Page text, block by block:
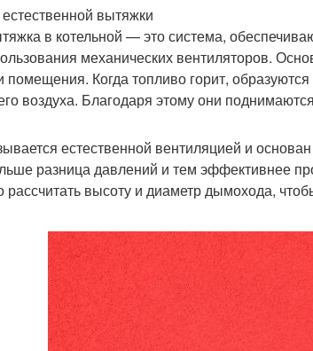
вытяжки
в котельной — это система,
механических вентиляторов.
помещения. Когда топливо горит,
воздуха. Благодаря этому они
естественной вентиляцией и
разница давлений и тем эффективнее
высоту и диаметр дымохода,